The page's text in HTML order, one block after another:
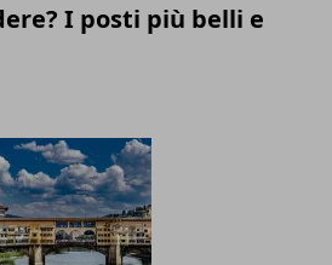
I posti più belli e